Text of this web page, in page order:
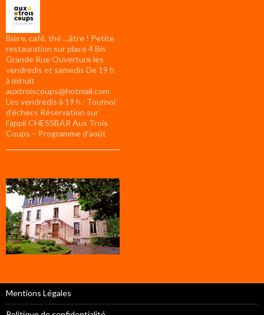
Bière, café, thé …âtre ! Petite
restauration sur place 4 Bis
Grande Rue Ouverture les
vendredis et samedis De 19 h
à minuit
auxtroiscoups@hotmail.com
Les vendredis à 19 h : Tournoi
d’échecs Réservation sur
l’appli CHESSBAR Aux Trois
Coups – Programme d’août
Mentions Légales